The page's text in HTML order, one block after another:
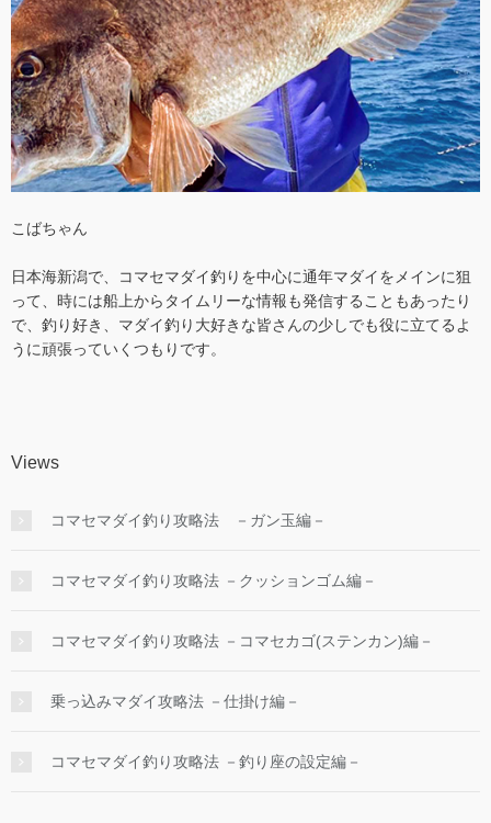
こばちゃん
日本海新潟で、コマセマダイ釣りを中心に通年マダイをメインに狙
って、時には船上からタイムリーな情報も発信することもあったり
で、釣り好き、マダイ釣り大好きな皆さんの少しでも役に立てるよ
うに頑張っていくつもりです。
Views
コマセマダイ釣り攻略法 －ガン玉編－
コマセマダイ釣り攻略法 －クッションゴム編－
コマセマダイ釣り攻略法 －コマセカゴ(ステンカン)編－
乗っ込みマダイ攻略法 －仕掛け編－
コマセマダイ釣り攻略法 －釣り座の設定編－